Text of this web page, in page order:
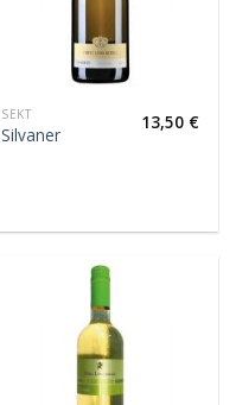
SEKT
Silvaner
13,50 €